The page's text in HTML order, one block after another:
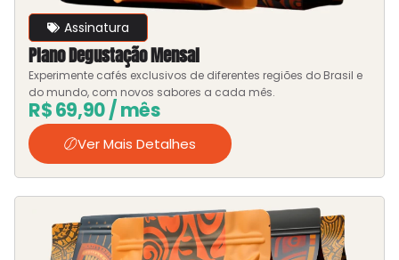
Assinatura
Plano Degustação Mensal
Experimente cafés exclusivos de diferentes regiões do Brasil e
do mundo, com novos sabores a cada mês.
R$69,90/ mês
Ver Mais Detalhes